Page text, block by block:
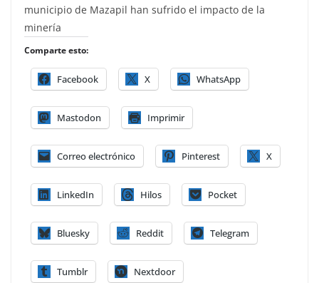
municipio de Mazapil han sufrido el impacto de la
minería
Comparte esto:
Facebook X WhatsApp
Mastodon Imprimir
Correo electrónico Pinterest X
LinkedIn Hilos Pocket
Bluesky Reddit Telegram
Tumblr Nextdoor